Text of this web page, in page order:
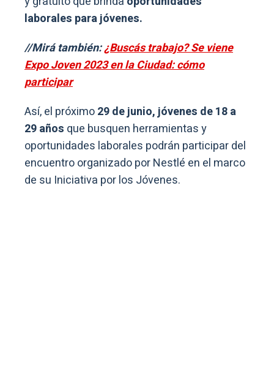
laborales para jóvenes.
//Mirá también:¿Buscás trabajo? Se viene
Expo Joven 2023 en la Ciudad: cómo
participar
Así, el próximo29 de junio, jóvenes de 18 a
29 años que busquen herramientas y
oportunidades laborales podrán participar del
encuentro organizado por Nestlé en el marco
de su Iniciativa por los Jóvenes.